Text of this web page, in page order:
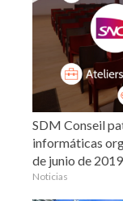
SDM Conseil
informáticas
de junio de
Noticias